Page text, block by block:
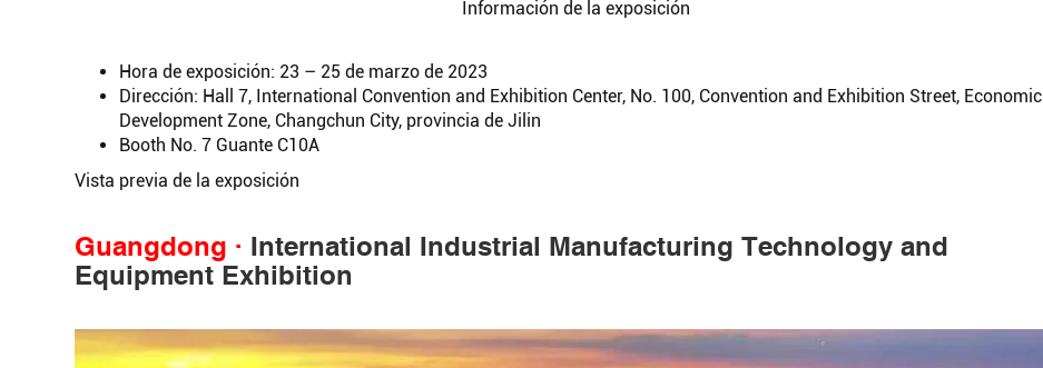
Información de la exposición
Hora de exposición: 23 – 25 de marzo de 2023
Dirección: Hall 7, International Convention and Exhibition Center, No. 100, Convention and Exhibition Street, Economic
Development Zone, Changchun City, provincia de Jilin
Booth No. 7 Guante C10A
Vista previa de la exposición
Guangdong · International Industrial Manufacturing Technology and
Equipment Exhibition